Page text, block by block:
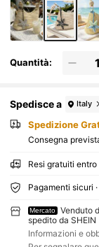
Quantità:
Spedisce a Italy
Spedizione
Consegna
Resi gratuiti
Pagamenti sicuri
Mercato
Venduto
spedito da SHEIN
Informazioni e